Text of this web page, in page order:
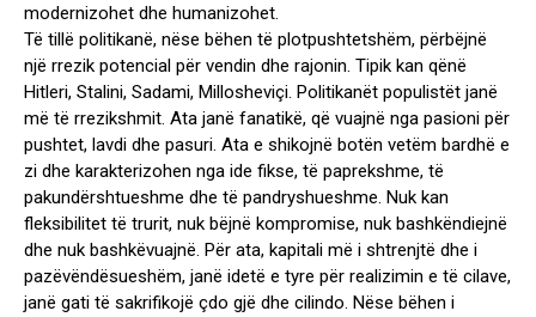
modernizohet dhe humanizohet.
Të tillë politikanë, nëse bëhen të plotpushtetshëm, përbëjnë
një rrezik potencial për vendin dhe rajonin. Tipik kan qënë
Hitleri, Stalini, Sadami, Millosheviçi. Politikanët populistët janë
më të rrezikshmit. Ata janë fanatikë, që vuajnë nga pasioni për
pushtet, lavdi dhe pasuri. Ata e shikojnë botën vetëm bardhë e
zi dhe karakterizohen nga ide fikse, të paprekshme, të
pakundërshtueshme dhe të pandryshueshme. Nuk kan
fleksibilitet të trurit, nuk bëjnë kompromise, nuk bashkëndiejnë
dhe nuk bashkëvuajnë. Për ata, kapitali më i shtrenjtë dhe i
pazëvëndësueshëm, janë idetë e tyre për realizimin e të cilave,
janë gati të sakrifikojë çdo gjë dhe cilindo. Nëse bëhen i